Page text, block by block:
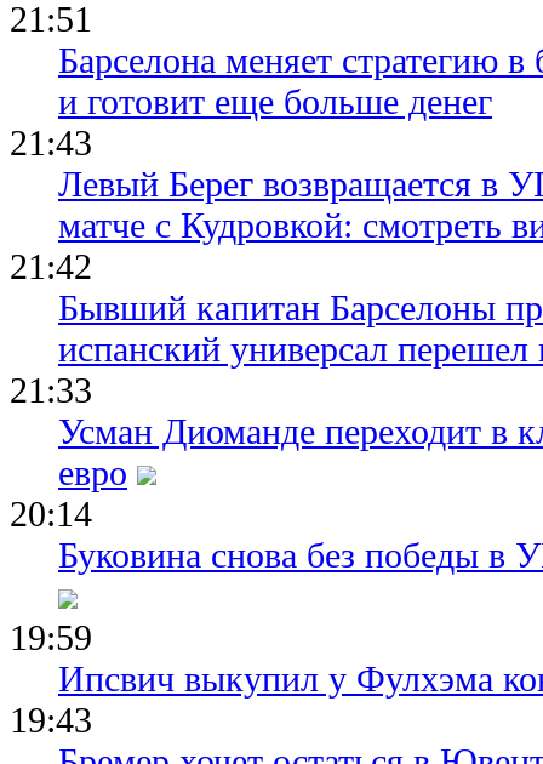
21:51
Барселона меняет стратегию
и готовит еще больше денег
21:43
Левый Берег возвращается в
матче с Кудровкой: смотреть
21:42
Бывший капитан Барселоны
испанский универсал перешел
21:33
Усман Диоманде переходит в
евро
20:14
Буковина снова без победы
19:59
Ипсвич выкупил у Фулхэма
19:43